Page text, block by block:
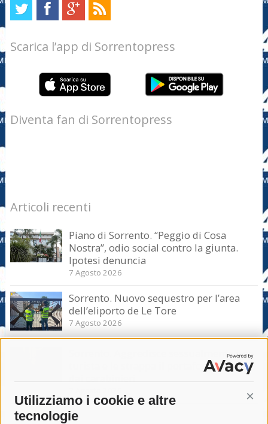
Utilizziamo i cookie e altre
tecnologie
Scarica l’app di Sorrentopress
Diventa fan di Sorrentopress
Articoli recenti
Piano di Sorrento. “Peggio di Cosa
Nostra”, odio social contro la giunta.
Ipotesi denuncia
7 Agosto 2026
Sorrento. Nuovo sequestro per l’area
dell’eliporto de Le Tore
7 Agosto 2026
Sorrento. Aggredisce sessualmente una
turista e le strappa il portafogli, fermato
dai carabinieri